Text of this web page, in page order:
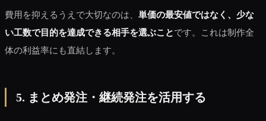
費用を抑えるうえで大切なのは、 単価の最安値ではなく、少な
い工数で目的を達成できる相手を選ぶことです。これは制作全
体の利益率にも直結します。
5. まとめ発注・継続発注を活用する